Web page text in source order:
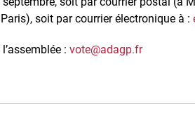
soit par courrier électronique à :
: vote@adagp.fr